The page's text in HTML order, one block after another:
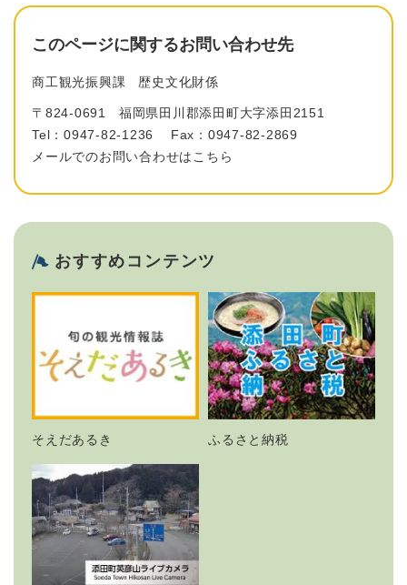
このページに関するお問い合わせ先
商工観光振興課 歴史文化財係
〒824-0691
福岡県田川郡添田町大字添田2151
Tel：0947-82-1236
Fax：0947-82-2869
メールでのお問い合わせはこちら
おすすめコンテンツ
そえだあるき ふるさと納税